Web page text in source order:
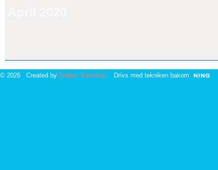
© 2026 Created by Anders Værnéus . Drivs med tekniken bakom